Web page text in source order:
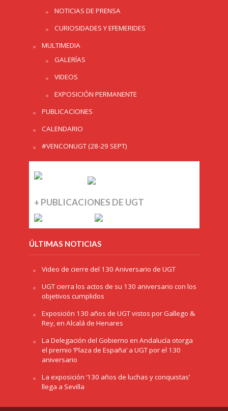
NOTICIAS DE PRENSA
CURIOSIDADES Y EFEMERIDES
MULTIMEDIA
GALERÍAS
VIDEOS
EXPOSICIÓN PERMANENTE
PUBLICACIONES
CALENDARIO
#VENCONUGT (28-29 SEPT)
+ PUBLICACIONES DE UGT
ÚLTIMAS NOTICIAS
Video de cierre del 130 Aniversario de UGT
UGT cierra los actos de su 130 aniversario con los
objetivos cumplidos
Exposición 130 años de UGT vistos por Gallego &
Rey, en Alcalá de Henares
La Delegación del Gobierno en Andalucía otorga
el premio ‘Plaza de España’ a UGT por el 130
aniversario
La exposición ‘130 años de luchas y conquistas’
llega a Sevilla